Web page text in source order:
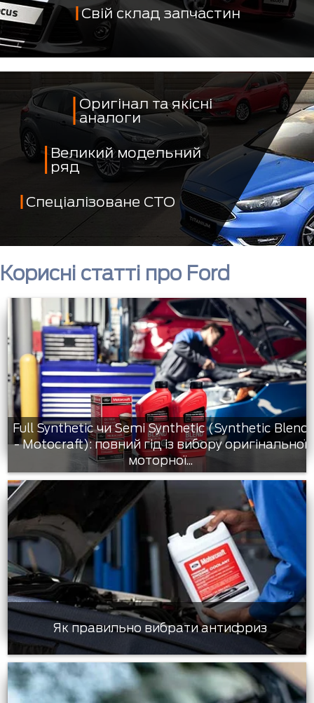
Свій склад запчастин
Оригінал та якісні
аналоги
Великий модельний
ряд
Спеціалізоване СТО
Корисні статті про Ford
Full Synthetic чи Semi Synthetic (Synthetic Blend
- Motocraft): повний гід із вибору оригінальної
моторної...
Як правильно вибрати антифриз